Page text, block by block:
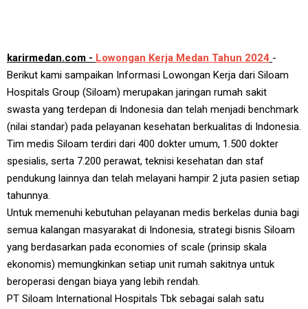
karirmedan.com - Lowongan Kerja Medan Tahun 2024 -
Berikut kami sampaikan Informasi Lowongan Kerja dari Siloam
Hospitals Group (Siloam) merupakan jaringan rumah sakit
swasta yang terdepan di Indonesia dan telah menjadi benchmark
(nilai standar) pada pelayanan kesehatan berkualitas di Indonesia.
Tim medis Siloam terdiri dari 400 dokter umum, 1.500 dokter
spesialis, serta 7.200 perawat, teknisi kesehatan dan staf
pendukung lainnya dan telah melayani hampir 2 juta pasien setiap
tahunnya.
Untuk memenuhi kebutuhan pelayanan medis berkelas dunia bagi
semua kalangan masyarakat di Indonesia, strategi bisnis Siloam
yang berdasarkan pada economies of scale (prinsip skala
ekonomis) memungkinkan setiap unit rumah sakitnya untuk
beroperasi dengan biaya yang lebih rendah.
PT Siloam International Hospitals Tbk sebagai salah satu